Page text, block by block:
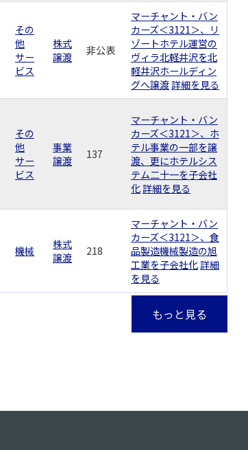
その
他
サー
ビス
株式
譲渡
非公表
マーチャント・バン
カーズ＜3121＞、リ
ゾートホテル運営の
ヴィラ北軽井沢を北
軽井沢ホールディン
グへ譲渡詳細を見る
その
他
サー
ビス
事業
譲渡
137
マーチャント・バン
カーズ＜3121＞、ホ
テル事業の一部を譲
渡、更にホテルシス
テム二十一を子会社
化詳細を見る
機械
株式
譲渡
218
マーチャント・バン
カーズ＜3121＞、食
品製造機械製造の旭
工業を子会社化詳細
を見る
もっと見る